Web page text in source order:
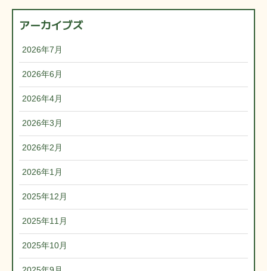
アーカイブズ
2026年7月
2026年6月
2026年4月
2026年3月
2026年2月
2026年1月
2025年12月
2025年11月
2025年10月